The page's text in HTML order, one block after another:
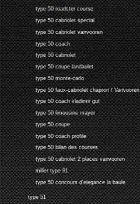
type 50 roadster course
type 50 cabriolet special
type 50 cabriolet vanvooren
type 50 coach
type 50 cabriolet
type 50 coupe landaulet
type 50 monte-carlo
type 50 faux-cabriolet chapron / Vanvooren
type 50 coach vladimir gut
type 50 limousine mayer
type 50 coupe
type 50 coach profile
type 50 bilan des courses
type 50 cabriolet 2 places vanvooren
miller type 91
type 50 concours d'elegance la baule
type 51